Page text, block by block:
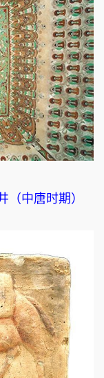
（中唐时期）